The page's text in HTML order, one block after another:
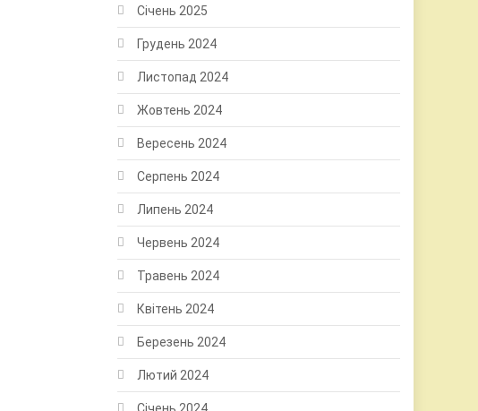
Січень 2025
Грудень 2024
Листопад 2024
Жовтень 2024
Вересень 2024
Серпень 2024
Липень 2024
Червень 2024
Травень 2024
Квітень 2024
Березень 2024
Лютий 2024
Січень 2024